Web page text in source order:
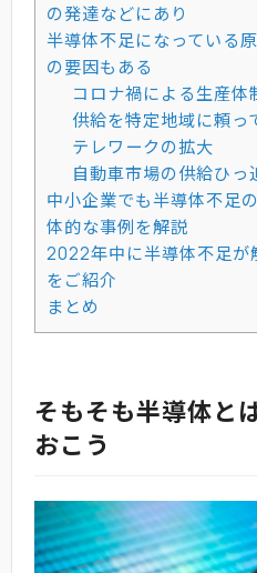
の発達などにあり
半導体不足になっている
の要因もある
コロナ禍による生産体
供給を特定地域に頼っ
テレワークの拡大
自動車市場の供給ひっ
中小企業でも半導体不足
体的な事例を解説
2022年中に半導体不足が
をご紹介
まとめ
そもそも半導体と
おこう